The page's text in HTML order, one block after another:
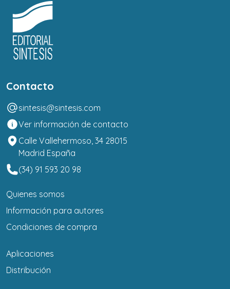
Contacto
sintesis@sintesis.com
Ver información de contacto
Calle Vallehermoso, 34 28015
Madrid España
(34) 91 593 20 98
Quienes somos
Información para autores
Condiciones de compra
Aplicaciones
Distribución